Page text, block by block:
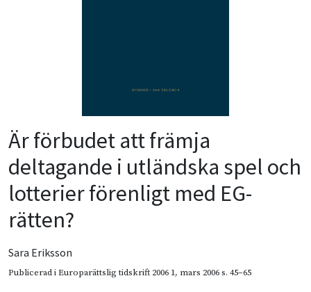
Är förbudet att främja
deltagande i utländska spel och
lotterier förenligt med EG-
rätten?
Sara Eriksson
Publicerad iEuroparättslig tidskrift 2006 1, mars 2006s. 45–65